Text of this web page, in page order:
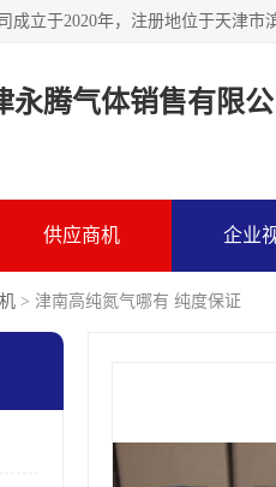
永腾气体销售有限公
供应商机 企业
> 津南高纯氮气哪有 纯度保证